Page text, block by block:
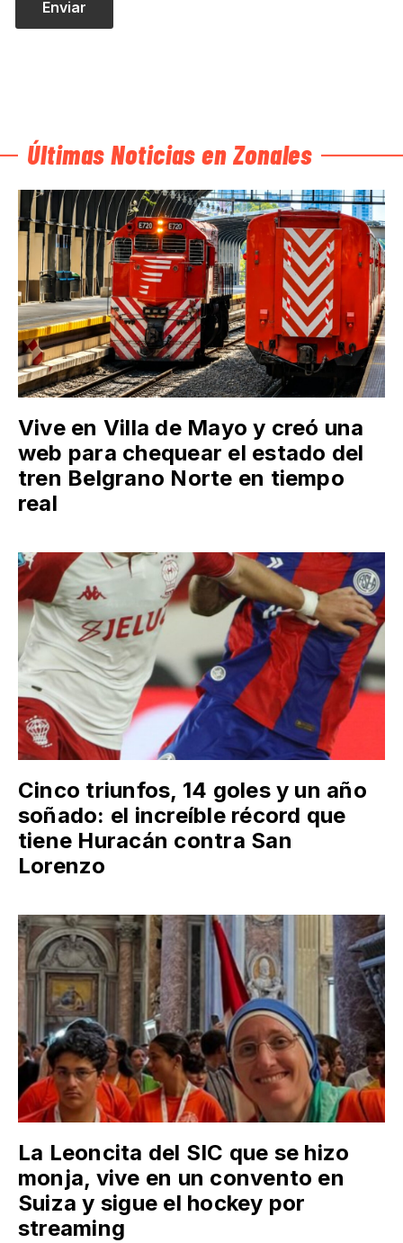
Últimas Noticias en Zonales
Vive en Villa de Mayo y creó una
web para chequear el estado del
tren Belgrano Norte en tiempo
real
Cinco triunfos, 14 goles y un año
soñado: el increíble récord que
tiene Huracán contra San
Lorenzo
La Leoncita del SIC que se hizo
monja, vive en un convento en
Suiza y sigue el hockey por
streaming